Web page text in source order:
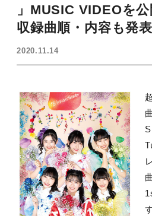
」MUSIC VIDEOを
収録曲順・内容も発表
2020.11.14